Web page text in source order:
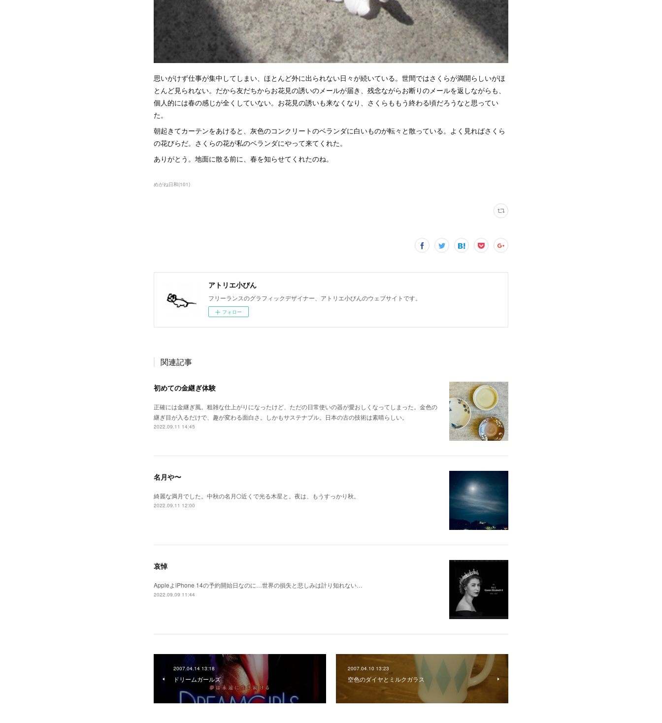
思いがけず仕事が集中してしまい、ほとんど外に出られない日々が続いている。世間ではさくらが満開らしいがほ
とんど見られない。だから友だちからお花見の誘いのメールが届き、残念ながらお断りのメールを返しながらも、
個人的には春の感じが全くしていない。お花見の誘いも来なくなり、さくらももう終わる頃だろうなと思ってい
た。
朝起きてカーテンをあけると、灰色のコンクリートのベランダに白いものが転々と散っている。よく見ればさくら
の花びらだ。さくらの花が私のベランダにやって来てくれた。
ありがとう。地面に散る前に、春を知らせてくれたのね。
めがね日和(101)
アトリエ小びん
フリーランスのグラフィックデザイナー、アトリエ小びんのウェブサイトです。
フォロー
関連記事
初めての金継ぎ体験
正確には金継ぎ風。粗雑な仕上がりになったけど、ただの日常使いの器が愛おしくなってしまった。金色の
継ぎ目が入るだけで、趣が変わる面白さ。しかもサステナブル。日本の古の技術は素晴らしい。
2022.09.11 14:45
名月や〜
綺麗な満月でした。中秋の名月🌕近くで光る木星と。夜は、もうすっかり秋。
2022.09.11 12:00
哀悼
AppleよiPhone 14の予約開始日なのに…世界の損失と悲しみは計り知れない…
2022.09.09 11:44
2007.04.14 13:18
ドリームガールズ
2007.04.10 13:23
空色のダイヤとミルクガラス